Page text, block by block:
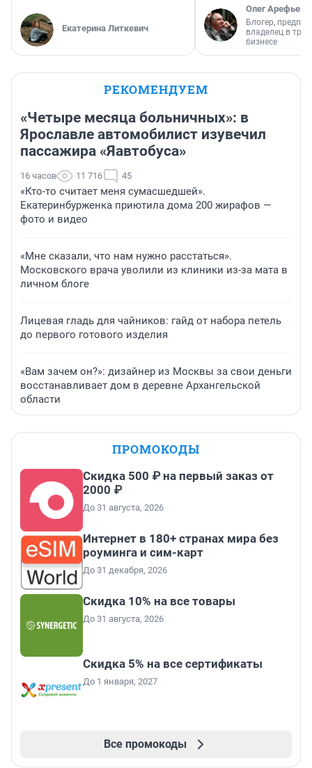
Екатерина Литкевич
Олег Арефьев
Блогер,
владелец в
бизнесе
РЕКОМЕНДУЕМ
«Четыре месяца больничных»: в
Ярославле автомобилист изувечил
пассажира «Яавтобуса»
16 часов 11 716 45
«Кто-то считает меня сумасшедшей».
Екатеринбурженка приютила дома 200 жирафов —
фото и видео
«Мне сказали, что нам нужно расстаться».
Московского врача уволили из клиники из-за мата в
личном блоге
Лицевая гладь для чайников: гайд от набора петель
до первого готового изделия
«Вам зачем он?»: дизайнер из Москвы за свои деньги
восстанавливает дом в деревне Архангельской
области
ПРОМОКОДЫ
Скидка 500 ₽ на первый заказ от
2000 ₽
До 31 августа, 2026
Интернет в 180+ странах мира без
роуминга и сим-карт
До 31 декабря, 2026
Скидка 10% на все товары
До 31 августа, 2026
Скидка 5% на все сертификаты
До 1 января, 2027
Все промокоды